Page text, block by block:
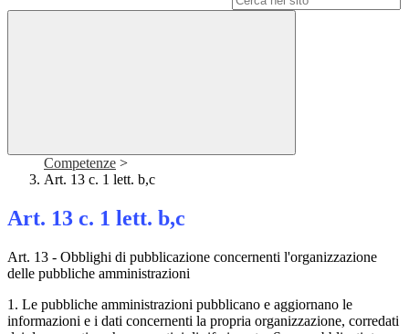
Competenze >
Art. 13 c. 1 lett. b,c
Art. 13 c. 1 lett. b,c
Art. 13 - Obblighi di pubblicazione concernenti l'organizzazione
delle pubbliche amministrazioni
1. Le pubbliche amministrazioni pubblicano e aggiornano le
informazioni e i dati concernenti la propria organizzazione, corredati